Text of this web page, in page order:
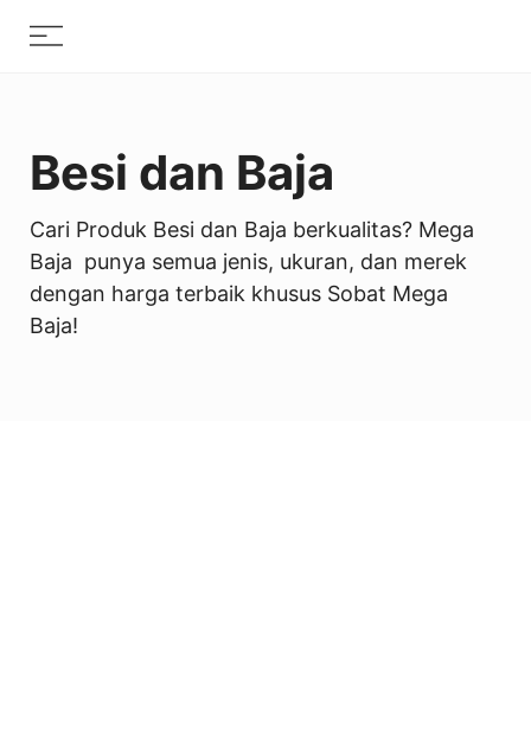
Menu
Besi dan Baja
Cari Produk Besi dan Baja berkualitas? Mega
Baja punya semua jenis, ukuran, dan merek
dengan harga terbaik khusus Sobat Mega
Baja!